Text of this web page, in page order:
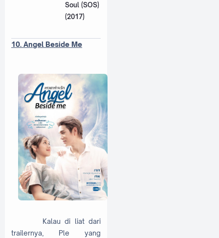
Soul (SOS)
(2017)
10. Angel Beside Me
Kalau di liat dari
trailernya, Ple yang